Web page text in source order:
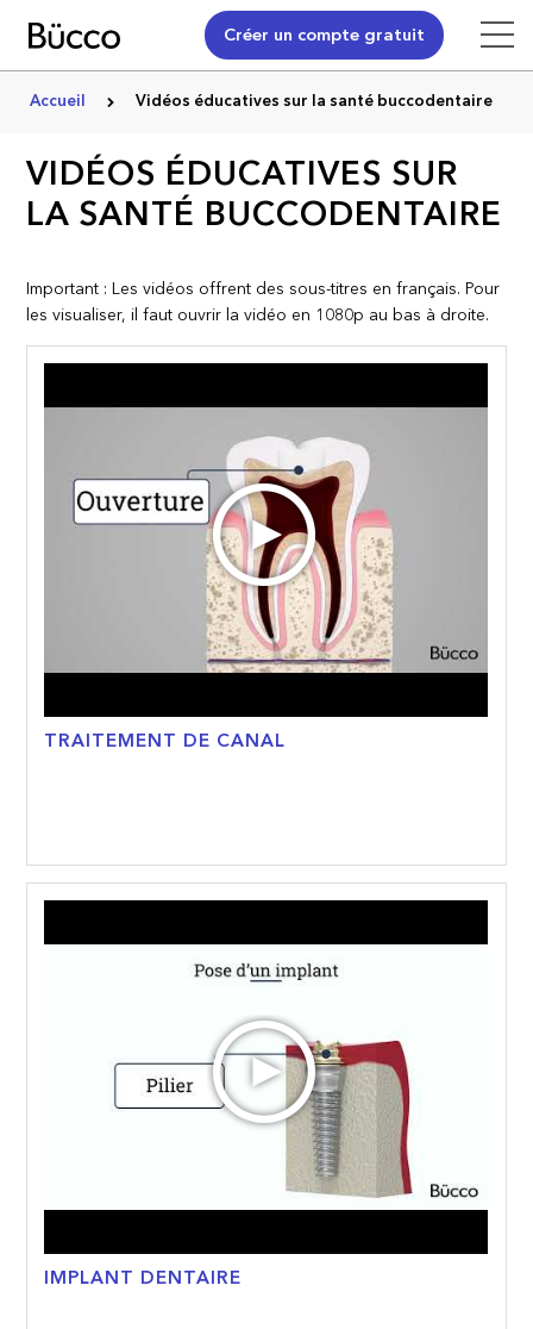
Créer un compte gratuit
Accueil Vidéos éducatives sur la santé buccodentaire
VIDÉOS ÉDUCATIVES SUR
LA SANTÉ BUCCODENTAIRE
Important : Les vidéos offrent des sous-titres en français. Pour
les visualiser, il faut ouvrir la vidéo en 1080p au bas à droite.
TRAITEMENT DE CANAL
IMPLANT DENTAIRE